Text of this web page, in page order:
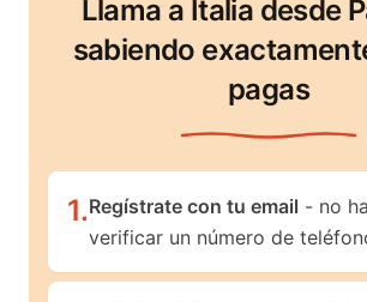
Llama a Italia desde
sabiendo
pagas
1.Regístrate con tu email - no
verificar un número de